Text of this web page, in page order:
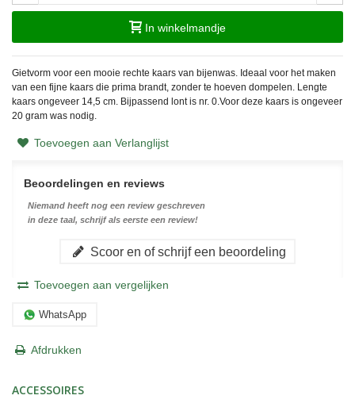
In winkelmandje
Gietvorm voor een mooie rechte kaars van bijenwas. Ideaal voor het maken
van een fijne kaars die prima brandt, zonder te hoeven dompelen. Lengte
kaars ongeveer 14,5 cm. Bijpassend lont is nr. 0.Voor deze kaars is ongeveer
20 gram was nodig.
Toevoegen aan Verlanglijst
Beoordelingen en reviews
Niemand heeft nog een review geschreven
in deze taal, schrijf als eerste een review!
Scoor en of schrijf een beoordeling
Toevoegen aan vergelijken
WhatsApp
Afdrukken
ACCESSOIRES